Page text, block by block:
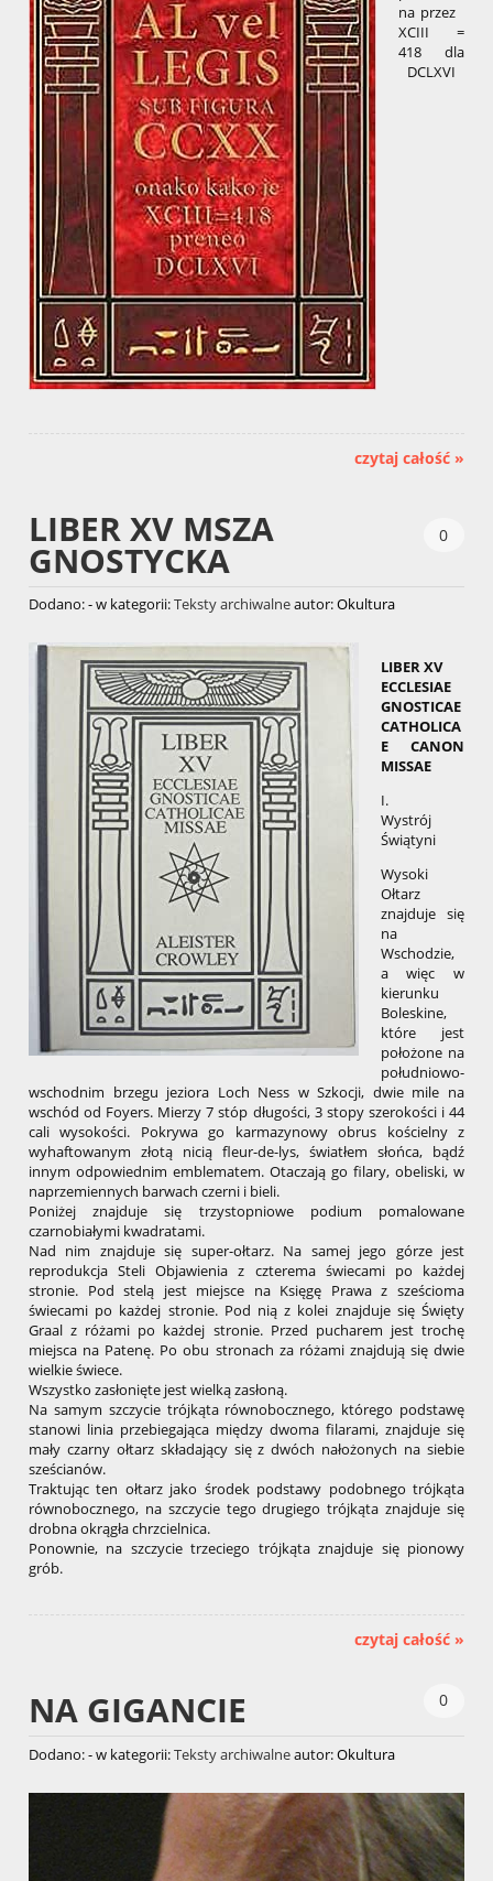
na przez
XCIII =
418 dla
DCLXVI
czytaj całość »
LIBER XV MSZA
GNOSTYCKA
0
Dodano:-w kategorii:Teksty archiwalneautor:Okultura
LIBER XV
ECCLESIAE
GNOSTICAE
CATHOLICA
E CANON
MISSAE
I.
Wystrój
Świątyni
Wysoki
Ołtarz
znajduje się
na
Wschodzie,
a więc w
kierunku
Boleskine,
które jest
położone na
południowo-
wschodnim brzegu jeziora Loch Ness w Szkocji, dwie mile na
wschód od Foyers. Mierzy 7 stóp długości, 3 stopy szerokości i 44
cali wysokości. Pokrywa go karmazynowy obrus kościelny z
wyhaftowanym złotą nicią fleur-de-lys, światłem słońca, bądź
innym odpowiednim emblematem. Otaczają go filary, obeliski, w
naprzemiennych barwach czerni i bieli.
Poniżej znajduje się trzystopniowe podium pomalowane
czarnobiałymi kwadratami.
Nad nim znajduje się super-ołtarz. Na samej jego górze jest
reprodukcja Steli Objawienia z czterema świecami po każdej
stronie. Pod stelą jest miejsce na Księgę Prawa z sześcioma
świecami po każdej stronie. Pod nią z kolei znajduje się Święty
Graal z różami po każdej stronie. Przed pucharem jest trochę
miejsca na Patenę. Po obu stronach za różami znajdują się dwie
wielkie świece.
Wszystko zasłonięte jest wielką zasłoną.
Na samym szczycie trójkąta równobocznego, którego podstawę
stanowi linia przebiegająca między dwoma filarami, znajduje się
mały czarny ołtarz składający się z dwóch nałożonych na siebie
sześcianów.
Traktując ten ołtarz jako środek podstawy podobnego trójkąta
równobocznego, na szczycie tego drugiego trójkąta znajduje się
drobna okrągła chrzcielnica.
Ponownie, na szczycie trzeciego trójkąta znajduje się pionowy
grób.
czytaj całość »
NA GIGANCIE 0
Dodano:-w kategorii:Teksty archiwalneautor:Okultura